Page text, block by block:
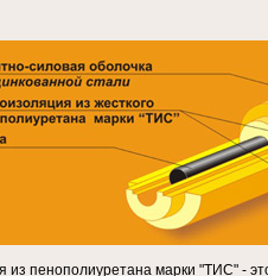
из пенополиуретана марки "ТИС" -